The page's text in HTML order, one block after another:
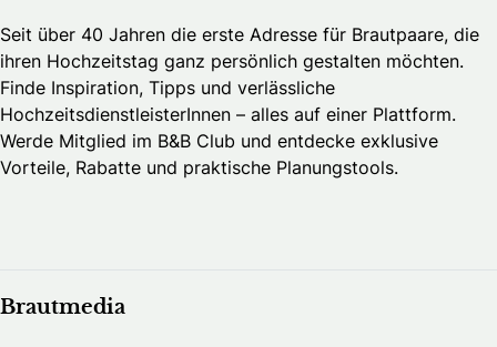
Seit über 40 Jahren die erste Adresse für Brautpaare, die
ihren Hochzeitstag ganz persönlich gestalten möchten.
Finde Inspiration, Tipps und verlässliche
HochzeitsdienstleisterInnen – alles auf einer Plattform.
Werde Mitglied im B&B Club und entdecke exklusive
Vorteile, Rabatte und praktische Planungstools.
Brautmedia